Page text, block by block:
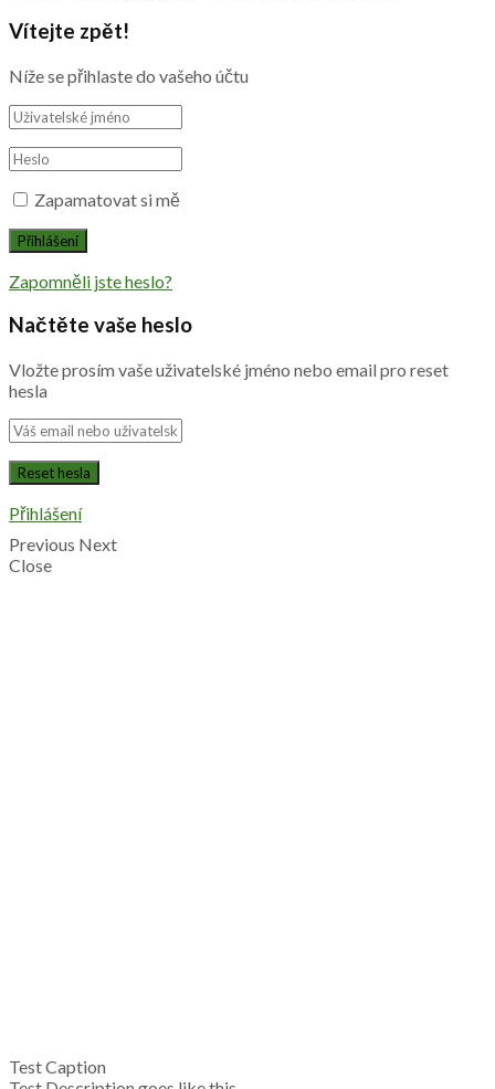
Vítejte zpět!
Níže se přihlaste do vašeho účtu
Zapamatovat si mě
Zapomněli jste heslo?
Načtěte vaše heslo
Vložte prosím vaše uživatelské jméno nebo email pro reset
hesla
Přihlášení
Previous Next
Close
Test Caption